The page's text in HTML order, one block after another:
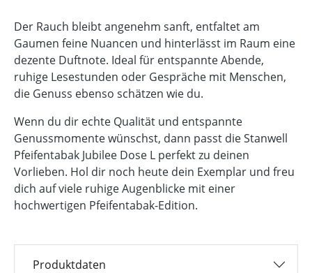
Der Rauch bleibt angenehm sanft, entfaltet am
Gaumen feine Nuancen und hinterlässt im Raum eine
dezente Duftnote. Ideal für entspannte Abende,
ruhige Lesestunden oder Gespräche mit Menschen,
die Genuss ebenso schätzen wie du.
Wenn du dir echte Qualität und entspannte
Genussmomente wünschst, dann passt die Stanwell
Pfeifentabak Jubilee Dose L perfekt zu deinen
Vorlieben. Hol dir noch heute dein Exemplar und freu
dich auf viele ruhige Augenblicke mit einer
hochwertigen Pfeifentabak-Edition.
Produktdaten